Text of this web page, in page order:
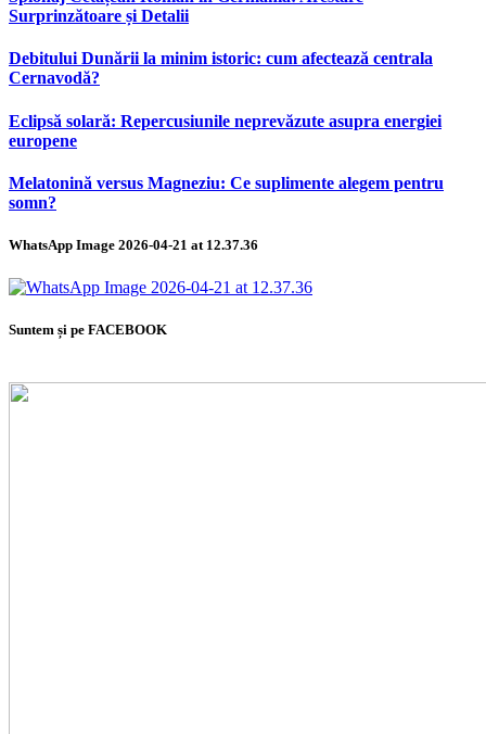
Surprinzătoare și Detalii
Debitului Dunării la minim istoric: cum afectează centrala
Cernavodă?
Eclipsă solară: Repercusiunile neprevăzute asupra energiei
europene
Melatonină versus Magneziu: Ce suplimente alegem pentru
somn?
WhatsApp Image 2026-04-21 at 12.37.36
Suntem și pe FACEBOOK